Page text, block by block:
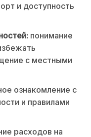
и доступность
понимание
с местными
ознакомление с
и правилами
расходов на